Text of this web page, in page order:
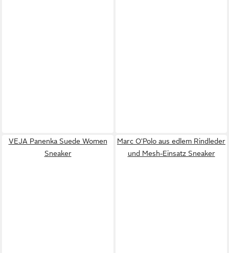
VEJA Panenka Suede Women
Sneaker
Marc O'Polo aus edlem Rindleder
und Mesh-Einsatz Sneaker